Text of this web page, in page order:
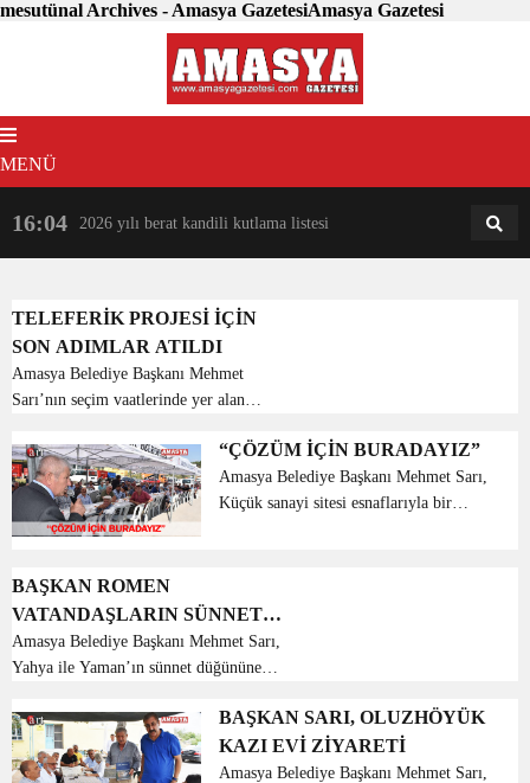
mesutünal Archives - Amasya GazetesiAmasya Gazetesi
MENÜ
16:04 2026 yılı berat kandili kutlama listesi 18:31
TELEFERİK PROJESİ İÇİN
SON ADIMLAR ATILDI
Amasya Belediye Başkanı Mehmet
Sarı’nın seçim vaatlerinde yer alan
LEITNER ropeways firması saha
yöneticisi Ercan Sarisoy’un iştiraki ile;
Amasya’ya kazandır...
“ÇÖZÜM İÇİN BURADAYIZ”
Amasya Belediye Başkanı Mehmet Sarı,
Küçük sanayi sitesi esnaflarıyla bir
sitesi esnafları i...
BAŞKAN ROMEN
VATANDAŞLARIN SÜNNET
DÜĞÜNÜNE KATILDI
Amasya Belediye Başkanı Mehmet Sarı,
Yahya ile Yaman’ın sünnet düğününe
mahallesinde Romen vatandaşların çeri
başı Fikret Sivlim’in torunları Yahya ve
Yaman’ı...
BAŞKAN SARI, OLUZHÖYÜK
KAZI EVİ ZİYARETİ
Amasya Belediye Başkanı Mehmet Sarı,